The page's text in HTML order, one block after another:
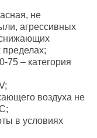
не
агрессивных
снижающих
75 – категория
воздуха не
в условиях